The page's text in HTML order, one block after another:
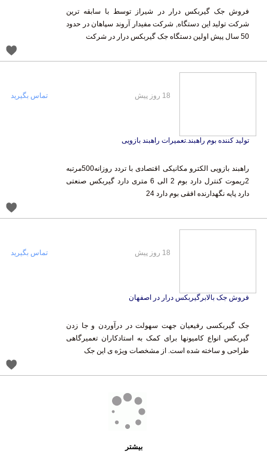
فروش جک گیربکس درار در شیراز توسط با سابقه ترین
شرکت تولید این دستگاه, شرکت مفیدار آروند سپاهان در حدود
50 سال پیش اولین دستگاه جک گیربکس درار در شرکت
تولید کننده بوم راهبند.تعمیرات راهبند بازویی
راهبند بازویی الکترو مکانیکی اقتصادی با تردد روزانه500مرتبه
2ریموت کنترل دارد بوم 2 الی 6 متری دارد گیربکس صنعتی
دارد پایه نگهدارنده افقی بوم دارد 24
18 روز پیش تماس بگیرید
فروش جک بالابرگیربکس درار در اصفهان
جک گیربکسی رفیعیان جهت سهولت در درآوردن و جا زدن
گیربکس انواع کامیونها برای کمک به استادکاران تعمیرگاهی
طراحی و ساخته شده است. از مشخصات ویژه ی این جک
18 روز پیش تماس بگیرید
بیشتر